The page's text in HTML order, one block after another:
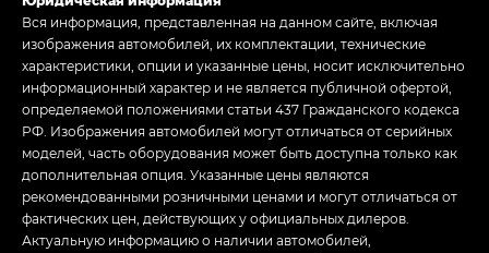
Вся информация, представленная на данном сайте, включая
изображения автомобилей, их комплектации, технические
характеристики, опции и указанные цены, носит исключительно
информационный характер и не является публичной офертой,
определяемой положениями статьи 437 Гражданского кодекса
РФ. Изображения автомобилей могут отличаться от серийных
моделей, часть оборудования может быть доступна только как
дополнительная опция. Указанные цены являются
рекомендованными розничными ценами и могут отличаться от
фактических цен, действующих у официальных дилеров.
Актуальную информацию о наличии автомобилей,